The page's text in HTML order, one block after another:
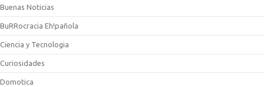
Buenas Noticias
BuRRocracia Eh!pañola
Ciencia y Tecnologia
Curiosidades
Domotica